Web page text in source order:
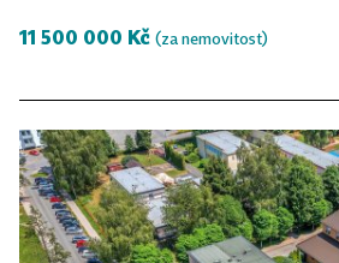
11 500 000 Kč (za nemovitost)